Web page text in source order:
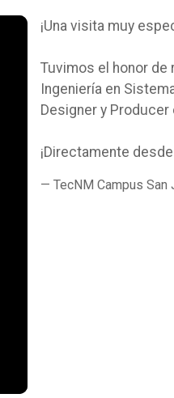
¡Una visita muy
Tuvimos el honor de
Ingeniería en
Designer y Producer
¡Directamente
— TecNM Campus San